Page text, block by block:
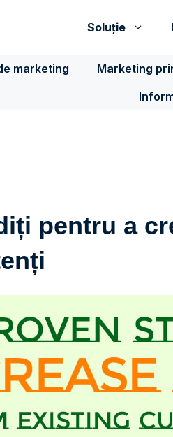
Soluţie
marketing Marketing
pentru a